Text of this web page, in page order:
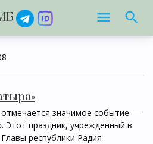
значимое событие —
Этот праздник, учрежденный в
республики Радия